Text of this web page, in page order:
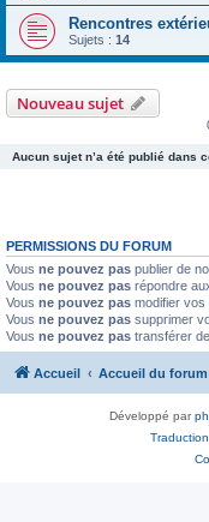
Rencontres
Sujets : 14
Nouveau sujet
Aucun sujet n’a été publié dans
PERMISSIONS DU FORUM
Vous ne pouvez pas publier de
Vous ne pouvez pas répondre
Vous ne pouvez pas modifier
Vous ne pouvez pas supprimer
Vous ne pouvez pas transférer
Accueil Accueil du forum
Développé par